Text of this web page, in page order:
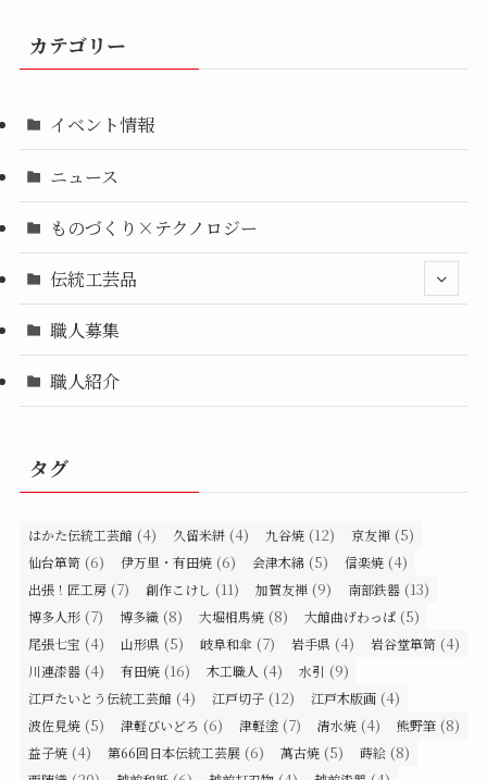
カテゴリー
イベント情報
ニュース
ものづくり×テクノロジー
伝統工芸品
職人募集
職人紹介
タグ
はかた伝統工芸館 (4) 久留米絣 (4) 九谷焼 (12) 京友禅 (5)
仙台箪笥 (6) 伊万里・有田焼 (6) 会津木綿 (5) 信楽焼 (4)
出張！匠工房 (7) 創作こけし (11) 加賀友禅 (9) 南部鉄器 (13)
博多人形 (7) 博多織 (8) 大堀相馬焼 (8) 大館曲げわっぱ (5)
尾張七宝 (4) 山形県 (5) 岐阜和傘 (7) 岩手県 (4) 岩谷堂箪笥 (4)
川連漆器 (4) 有田焼 (16) 木工職人 (4) 水引 (9)
江戸たいとう伝統工芸館 (4) 江戸切子 (12) 江戸木版画 (4)
波佐見焼 (5) 津軽びいどろ (6) 津軽塗 (7) 清水焼 (4) 熊野筆 (8)
益子焼 (4) 第66回日本伝統工芸展 (6) 萬古焼 (5) 蒔絵 (8)